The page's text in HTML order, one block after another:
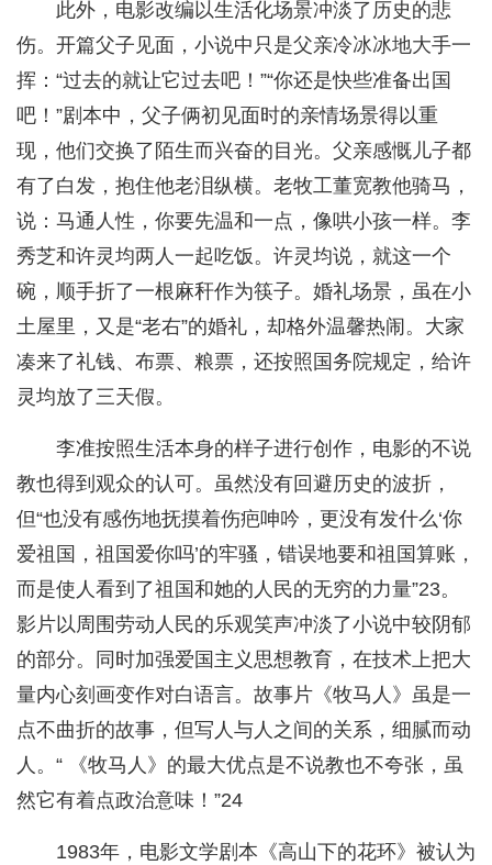
此外，电影改编以生活化场景冲淡了历史的悲
伤。开篇父子见面，小说中只是父亲冷冰冰地大手一
挥：“过去的就让它过去吧！”“你还是快些准备出国
吧！”剧本中，父子俩初见面时的亲情场景得以重
现，他们交换了陌生而兴奋的目光。父亲感慨儿子都
有了白发，抱住他老泪纵横。老牧工董宽教他骑马，
说：马通人性，你要先温和一点，像哄小孩一样。李
秀芝和许灵均两人一起吃饭。许灵均说，就这一个
碗，顺手折了一根麻秆作为筷子。婚礼场景，虽在小
土屋里，又是“老右”的婚礼，却格外温馨热闹。大家
凑来了礼钱、布票、粮票，还按照国务院规定，给许
灵均放了三天假。
李准按照生活本身的样子进行创作，电影的不说
教也得到观众的认可。虽然没有回避历史的波折，
但“也没有感伤地抚摸着伤疤呻吟，更没有发什么‘你
爱祖国，祖国爱你吗’的牢骚，错误地要和祖国算账，
而是使人看到了祖国和她的人民的无穷的力量”23。
影片以周围劳动人民的乐观笑声冲淡了小说中较阴郁
的部分。同时加强爱国主义思想教育，在技术上把大
量内心刻画变作对白语言。故事片《牧马人》虽是一
点不曲折的故事，但写人与人之间的关系，细腻而动
人。“ 《牧马人》的最大优点是不说教也不夸张，虽
然它有着点政治意味！”24
1983年，电影文学剧本《高山下的花环》被认为